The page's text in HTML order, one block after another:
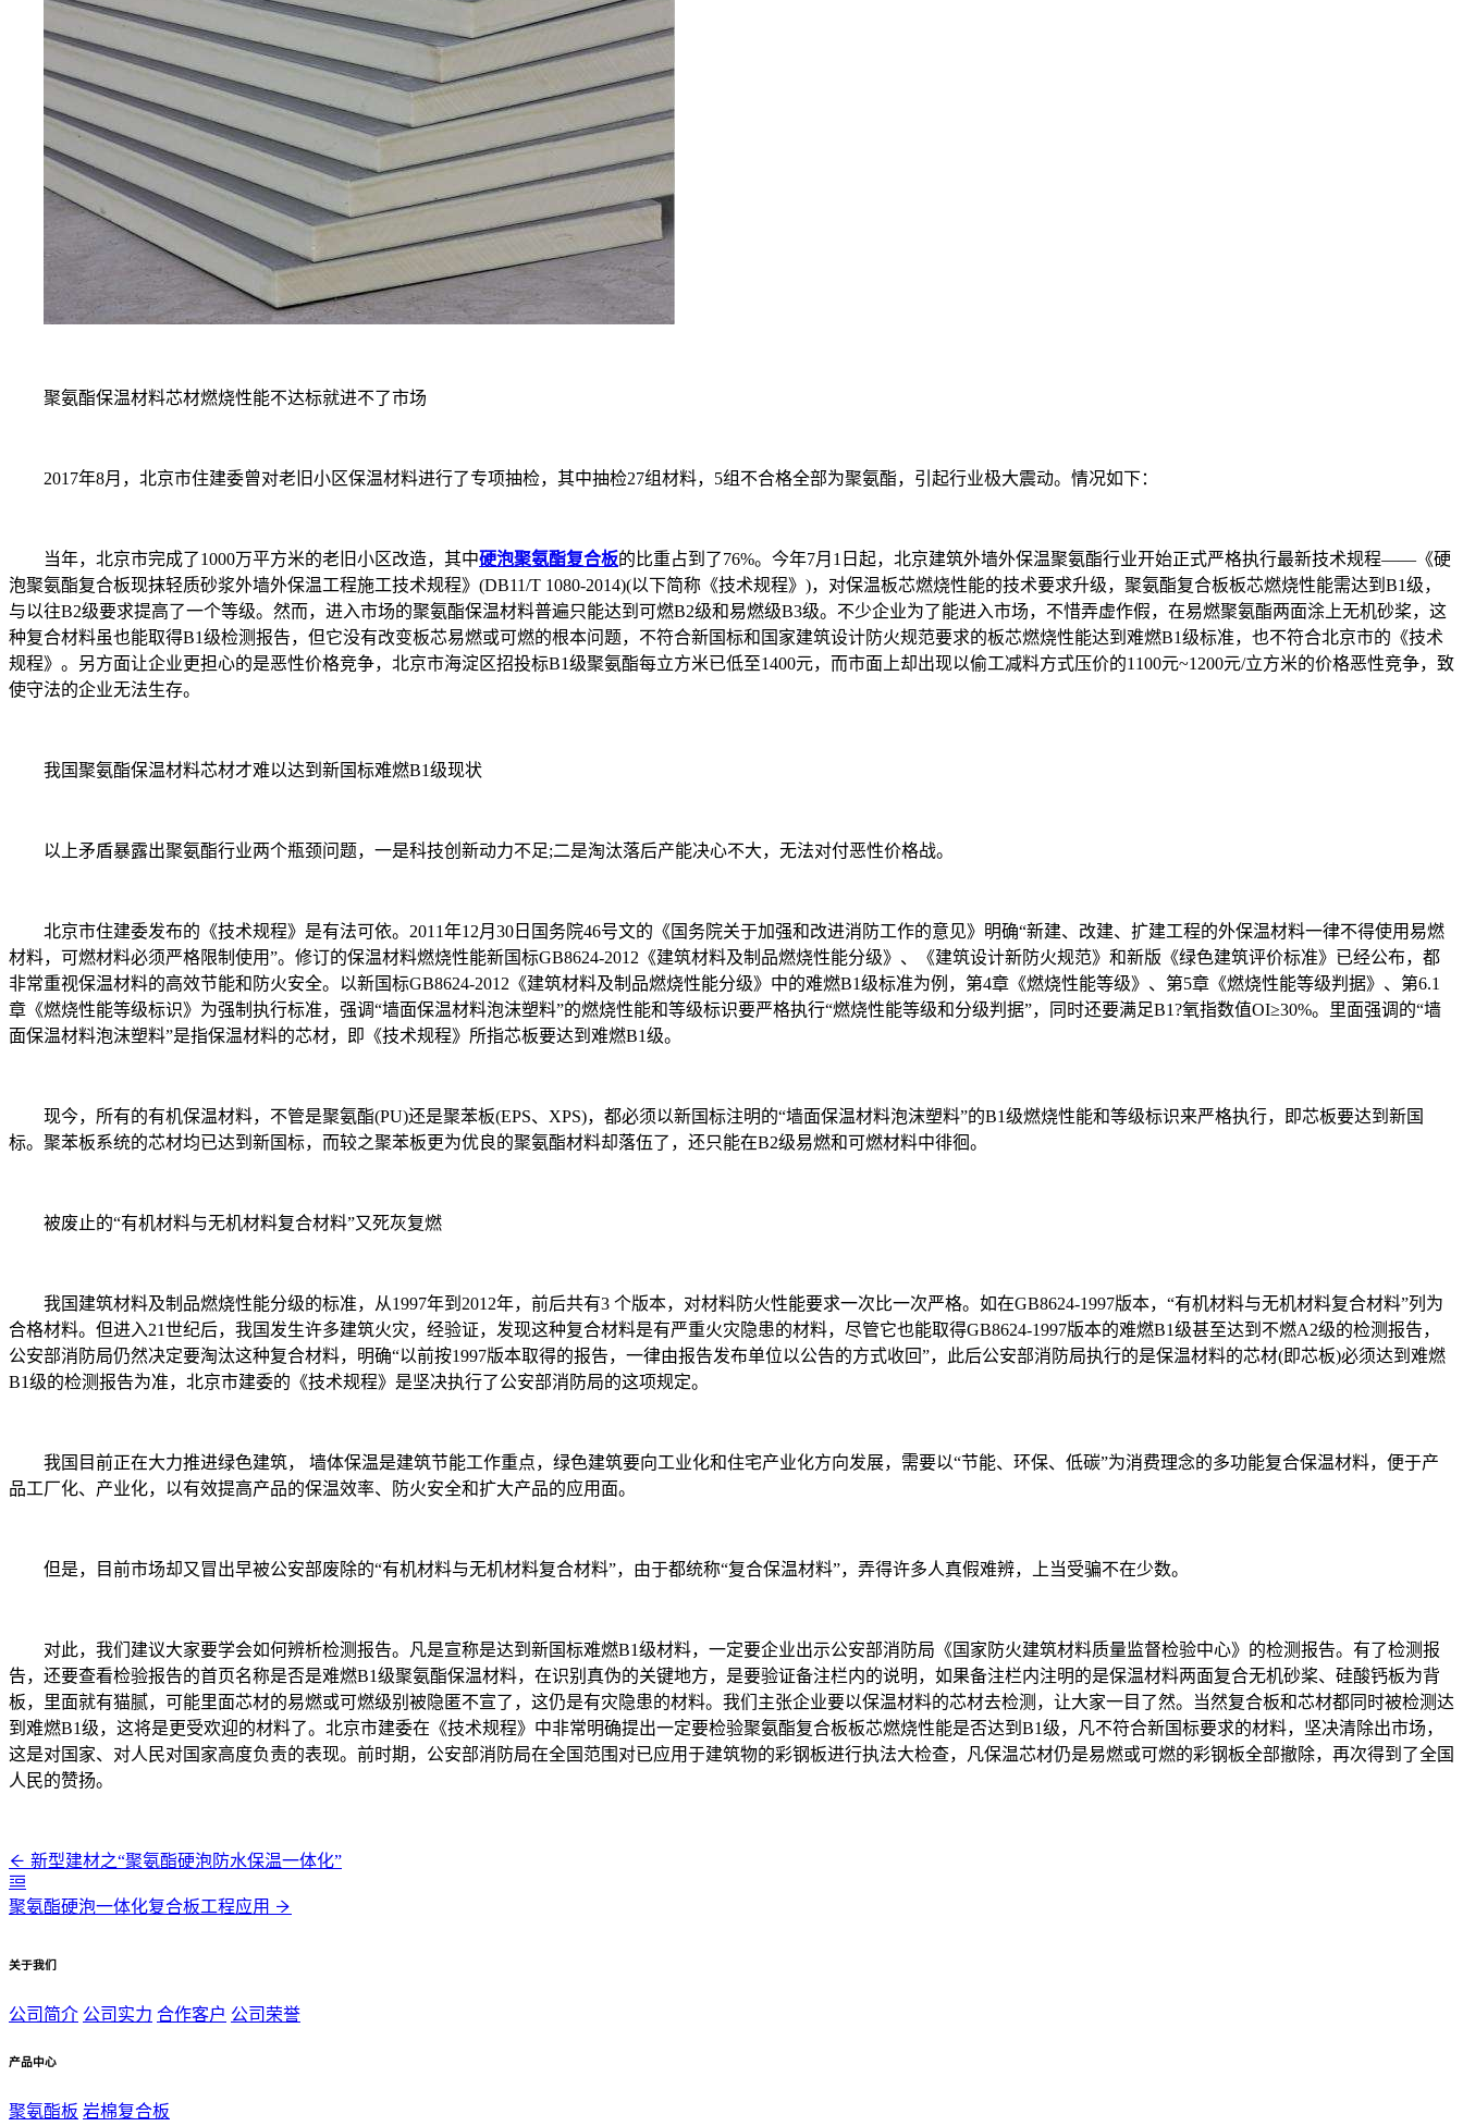
聚氨酯保温材料芯材燃烧性能不达标就进不了市场
2017年8月，北京市住建委曾对老旧小区保温材料进行了专项抽检，其中抽检27组材料，5组不合格全部为聚氨酯，引起行业极大震动。情况如下：
当年，北京市完成了1000万平方米的老旧小区改造，其中硬泡聚氨酯复合板的比重占到了76%。今年7月1日起，北京建筑外墙外保温聚氨酯行业开始正式严格执行最新技术规程——《硬
泡聚氨酯复合板现抹轻质砂浆外墙外保温工程施工技术规程》(DB11/T 1080-2014)(以下简称《技术规程》)，对保温板芯燃烧性能的技术要求升级，聚氨酯复合板板芯燃烧性能需达到B1级，
与以往B2级要求提高了一个等级。然而，进入市场的聚氨酯保温材料普遍只能达到可燃B2级和易燃级B3级。不少企业为了能进入市场，不惜弄虚作假，在易燃聚氨酯两面涂上无机砂桨，这
种复合材料虽也能取得B1级检测报告，但它没有改变板芯易燃或可燃的根本问题，不符合新国标和国家建筑设计防火规范要求的板芯燃烧性能达到难燃B1级标准，也不符合北京市的《技术
规程》。另方面让企业更担心的是恶性价格竞争，北京市海淀区招投标B1级聚氨酯每立方米已低至1400元，而市面上却出现以偷工减料方式压价的1100元~1200元/立方米的价格恶性竞争，致
使守法的企业无法生存。
我国聚氨酯保温材料芯材才难以达到新国标难燃B1级现状
以上矛盾暴露出聚氨酯行业两个瓶颈问题，一是科技创新动力不足;二是淘汰落后产能决心不大，无法对付恶性价格战。
北京市住建委发布的《技术规程》是有法可依。2011年12月30日国务院46号文的《国务院关于加强和改进消防工作的意见》明确“新建、改建、扩建工程的外保温材料一律不得使用易燃
材料，可燃材料必须严格限制使用”。修订的保温材料燃烧性能新国标GB8624-2012《建筑材料及制品燃烧性能分级》、《建筑设计新防火规范》和新版《绿色建筑评价标准》已经公布，都
非常重视保温材料的高效节能和防火安全。以新国标GB8624-2012《建筑材料及制品燃烧性能分级》中的难燃B1级标准为例，第4章《燃烧性能等级》、第5章《燃烧性能等级判据》、第6.1
章《燃烧性能等级标识》为强制执行标准，强调“墙面保温材料泡沫塑料”的燃烧性能和等级标识要严格执行“燃烧性能等级和分级判据”，同时还要满足B1?氧指数值OI≥30%。里面强调的“墙
面保温材料泡沫塑料”是指保温材料的芯材，即《技术规程》所指芯板要达到难燃B1级。
现今，所有的有机保温材料，不管是聚氨酯(PU)还是聚苯板(EPS、XPS)，都必须以新国标注明的“墙面保温材料泡沫塑料”的B1级燃烧性能和等级标识来严格执行，即芯板要达到新国
标。聚苯板系统的芯材均已达到新国标，而较之聚苯板更为优良的聚氨酯材料却落伍了，还只能在B2级易燃和可燃材料中徘徊。
被废止的“有机材料与无机材料复合材料”又死灰复燃
我国建筑材料及制品燃烧性能分级的标准，从1997年到2012年，前后共有3 个版本，对材料防火性能要求一次比一次严格。如在GB8624-1997版本，“有机材料与无机材料复合材料”列为
合格材料。但进入21世纪后，我国发生许多建筑火灾，经验证，发现这种复合材料是有严重火灾隐患的材料，尽管它也能取得GB8624-1997版本的难燃B1级甚至达到不燃A2级的检测报告，
公安部消防局仍然决定要淘汰这种复合材料，明确“以前按1997版本取得的报告，一律由报告发布单位以公告的方式收回”，此后公安部消防局执行的是保温材料的芯材(即芯板)必须达到难燃
B1级的检测报告为准，北京市建委的《技术规程》是坚决执行了公安部消防局的这项规定。
我国目前正在大力推进绿色建筑， 墙体保温是建筑节能工作重点，绿色建筑要向工业化和住宅产业化方向发展，需要以“节能、环保、低碳”为消费理念的多功能复合保温材料，便于产
品工厂化、产业化，以有效提高产品的保温效率、防火安全和扩大产品的应用面。
但是，目前市场却又冒出早被公安部废除的“有机材料与无机材料复合材料”，由于都统称“复合保温材料”，弄得许多人真假难辨，上当受骗不在少数。
对此，我们建议大家要学会如何辨析检测报告。凡是宣称是达到新国标难燃B1级材料，一定要企业出示公安部消防局《国家防火建筑材料质量监督检验中心》的检测报告。有了检测报
告，还要查看检验报告的首页名称是否是难燃B1级聚氨酯保温材料，在识别真伪的关键地方，是要验证备注栏内的说明，如果备注栏内注明的是保温材料两面复合无机砂桨、硅酸钙板为背
板，里面就有猫腻，可能里面芯材的易燃或可燃级别被隐匿不宣了，这仍是有灾隐患的材料。我们主张企业要以保温材料的芯材去检测，让大家一目了然。当然复合板和芯材都同时被检测达
到难燃B1级，这将是更受欢迎的材料了。北京市建委在《技术规程》中非常明确提出一定要检验聚氨酯复合板板芯燃烧性能是否达到B1级，凡不符合新国标要求的材料，坚决清除出市场，
这是对国家、对人民对国家高度负责的表现。前时期，公安部消防局在全国范围对已应用于建筑物的彩钢板进行执法大检查，凡保温芯材仍是易燃或可燃的彩钢板全部撤除，再次得到了全国
人民的赞扬。
新型建材之“聚氨酯硬泡防水保温一体化”
聚氨酯硬泡一体化复合板工程应用
关于我们
公司简介 公司实力 合作客户 公司荣誉
产品中心
聚氨酯板 岩棉复合板